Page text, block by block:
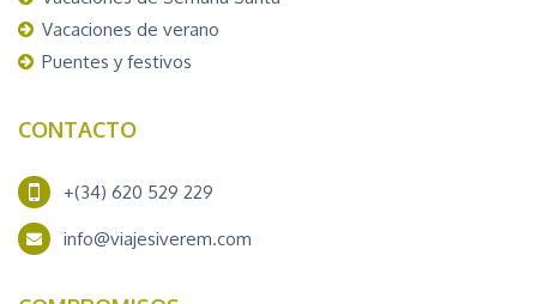
Vacaciones de verano
Puentes y festivos
CONTACTO
+(34) 620 529 229
info@viajesiverem.com